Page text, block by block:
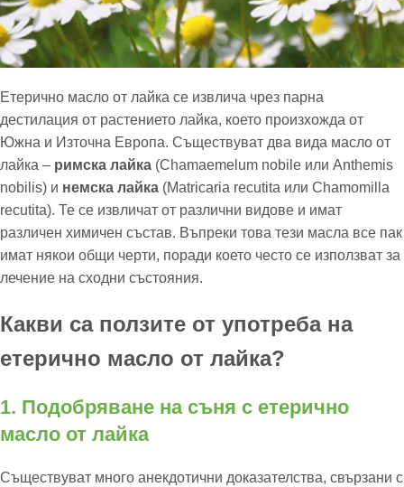
Етерично масло от лайка се извлича чрез парна
дестилация от растението лайка, което произхожда от
Южна и Източна Европа. Съществуват два вида масло от
лайка – римска лайка (Chamaemelum nobile или Anthemis
nobilis) и немска лайка (Matricaria recutita или Chamomilla
recutita). Те се извличат от различни видове и имат
различен химичен състав. Въпреки това тези масла все пак
имат някои общи черти, поради което често се използват за
лечение на сходни състояния.
Какви са ползите от употреба на
етерично масло от лайка?
1. Подобряване на съня с етерично
масло от лайка
Съществуват много анекдотични доказателства, свързани с